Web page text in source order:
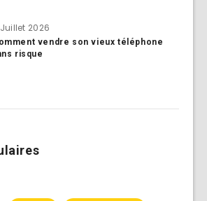
2026
vendre son vieux téléphone
risque